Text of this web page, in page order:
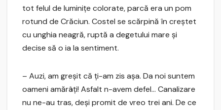
tot felul de luminiţe colorate, parcă era un pom
rotund de Crăciun. Costel se scărpină în creştet
cu unghia neagră, ruptă a degetului mare şi
decise să o ia la sentiment.
– Auzi, am greşit că ţi-am zis aşa. Da noi suntem
oameni amărâţi! Asfalt n-avem defel… Canalizare
nu ne-au tras, deşi promit de vreo trei ani. De ce